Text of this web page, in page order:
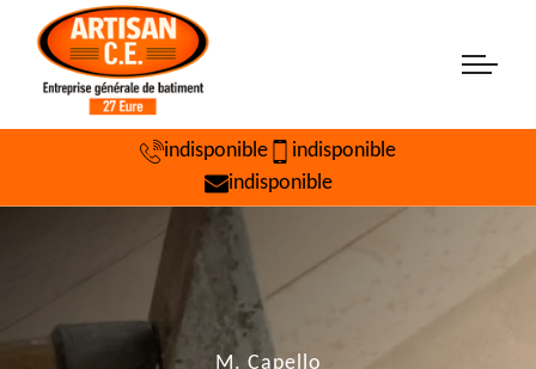
indisponible
indisponible
indisponible
M. Capello